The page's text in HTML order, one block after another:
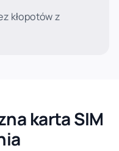
kłopotów z
karta SIM